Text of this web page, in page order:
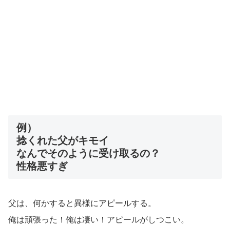
例）
捻くれた父がキモイ
なんでそのように受け取るの？
性格悪すぎ
父は、何かすると異様にアピールする。
俺は頑張った！俺は凄い！アピールがしつこい。